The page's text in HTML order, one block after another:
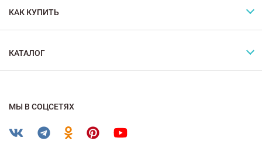
КАК КУПИТЬ
КАТАЛОГ
МЫ В СОЦСЕТЯХ